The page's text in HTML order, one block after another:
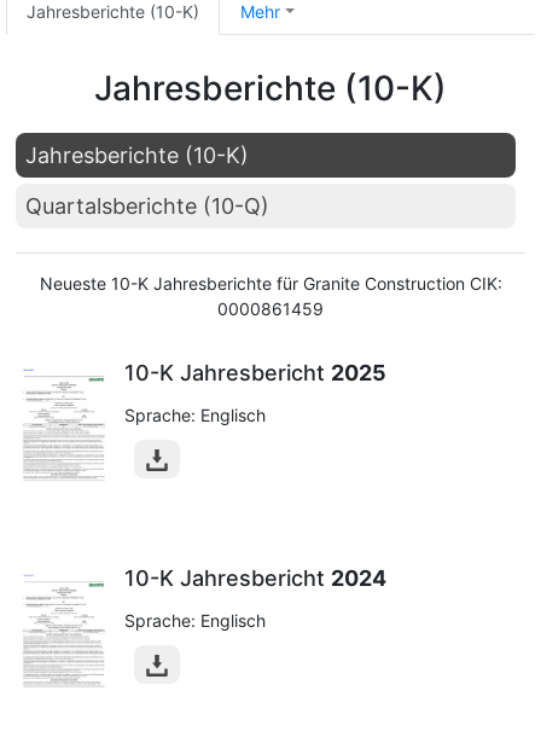
Jahresberichte (10-K) Mehr
Jahresberichte (10-K)
Jahresberichte (10-K)
Quartalsberichte (10-Q)
Neueste 10-K Jahresberichte für Granite Construction CIK:
0000861459
10-K Jahresbericht 2025
Sprache: Englisch
10-K Jahresbericht 2024
Sprache: Englisch